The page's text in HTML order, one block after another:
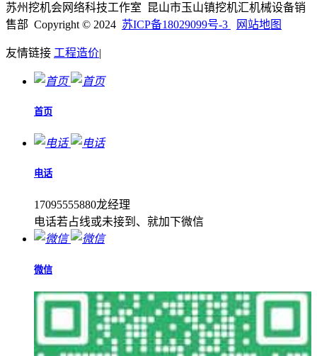
苏州挖机会网络科技工作室 昆山市玉山镇挖机汇机械设备销
售部 Copyright © 2024 苏ICP备18029099号-3 网站地图
友情链接 工程造价|
首页
电话
17095555880龙经理
电话若占线或未接到、就加下微信
微信